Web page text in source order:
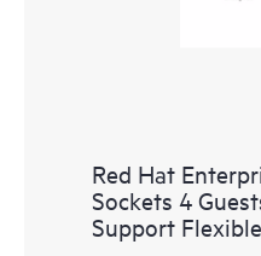
Red Hat
Sockets 4
Support